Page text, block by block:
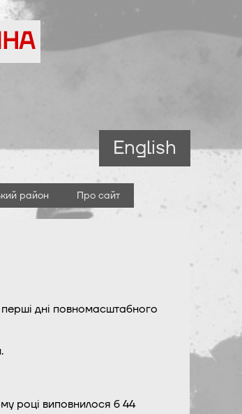
English
район Про сайт
перші дні повномасштабного
році виповнилося б 44